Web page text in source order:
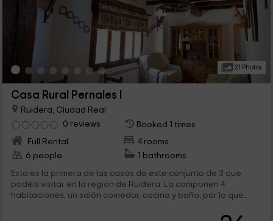
21 Photos
Casa Rural Pernales I
Ruidera, Ciudad Real
0 reviews
Booked 1 times
Full Rental
4 rooms
6 people
1 bathrooms
Esta es la primera de las casas de este conjunto de 3 que
podéis visitar en la región de Ruidera. La componen 4
habitaciones, un salón comedor, cocina y baño, por lo que...